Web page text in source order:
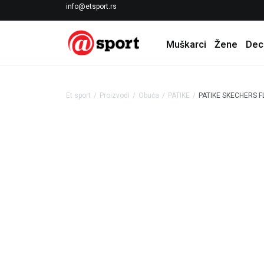
info@etsport.rs
LICENCIRANI CLEARANCE PARTNER ADIDAS
Muškarci Žene
Et sport Proizvodi Obuća PATIKE PATIKE SKECHERS